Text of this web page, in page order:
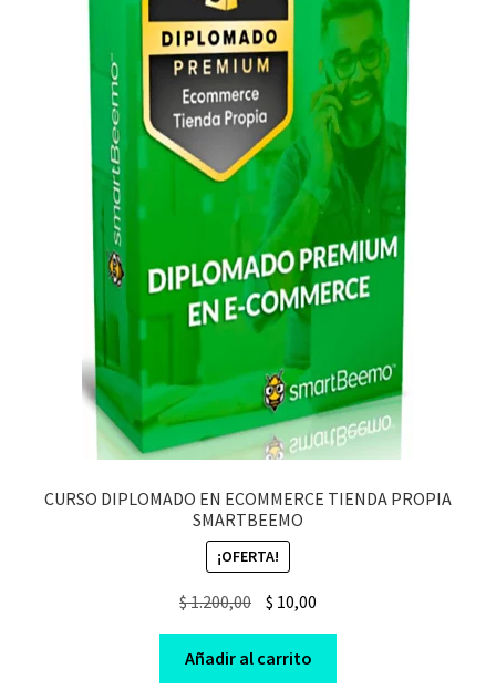
CURSO DIPLOMADO EN ECOMMERCE TIENDA PROPIA
SMARTBEEMO
¡OFERTA!
$1.200,00
Original
price
was:
$ 1.200,00.
$ 10,00Current
price
$ 10,00.
Añadir al carrito